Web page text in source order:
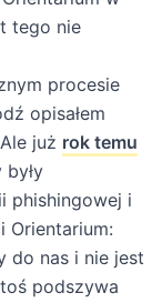
tego nie
procesie
opisałem
już rok temu
phishingowej i
Orientarium:
do nas i nie jest
podszywa